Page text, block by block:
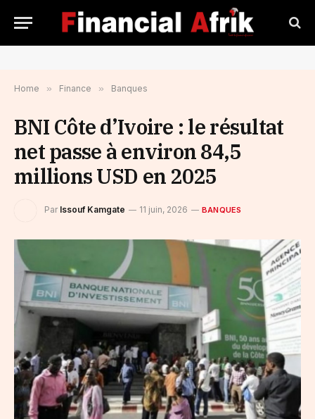
Home » Finance » Banques
BNI Côte d’Ivoire : le résultat
net passe à environ 84,5
millions USD en 2025
Par Issouf Kamgate 11 juin, 2026 BANQUES